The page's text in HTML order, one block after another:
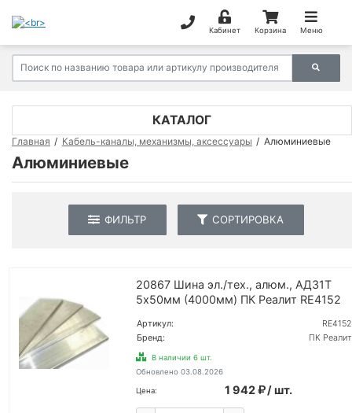
Кабинет Корзина Меню
Главная Кабель-каналы, механизмы, аксессуары Алюминиевые
Алюминиевые
ФИЛЬТР СОРТИРОВКА
20867 Шина эл./тех., алюм., АД31Т
5х50мм (4000мм) ПК Реалит RE4152
Артикул:
RE4152
Бренд:
ПК Реалит
В наличии 6 шт.
Обновлено 03.08.2026
Цена: 1 942 / шт.
КАТАЛОГ